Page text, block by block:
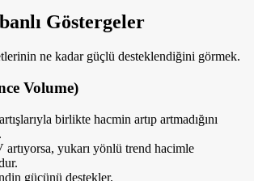
Göstergeler
ne kadar güçlü desteklendiğini görmek.
Volume)
birlikte hacmin artıp artmadığını
artıyorsa, yukarı yönlü trend hacimle
gücünü destekler.